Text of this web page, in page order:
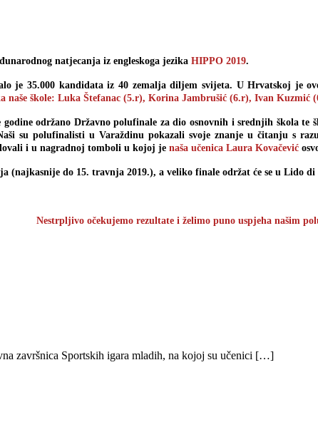
natjecanja iz engleskoga jezika HIPPO 2019.
je 35.000 kandidata iz 40 zemalja diljem svijeta. U Hrvatskoj je
naše škole: Luka Štefanac (5.r), Korina Jambrušić (6.r), Ivan
održano Državno polufinale za dio osnovnih i srednjih škola te
su polufinalisti u Varaždinu pokazali svoje znanje u čitanju s
i u nagradnoj tomboli u kojoj je naša učenica Laura Kovačević
(najkasnije do 15. travnja 2019.), a veliko finale održat će se u Lido
Nestrpljivo očekujemo rezultate i želimo puno uspjeha našim
završnica Sportskih igara mladih, na kojoj su učenici […]